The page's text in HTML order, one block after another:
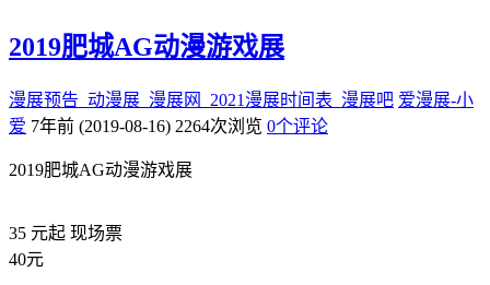
2019肥城AG动漫游戏展
漫展预告_动漫展_漫展网_2021漫展时间表_漫展吧 爱漫展-小
爱 7年前 (2019-08-16) 2264次浏览 0个评论
2019肥城AG动漫游戏展
35 元起 现场票
40元